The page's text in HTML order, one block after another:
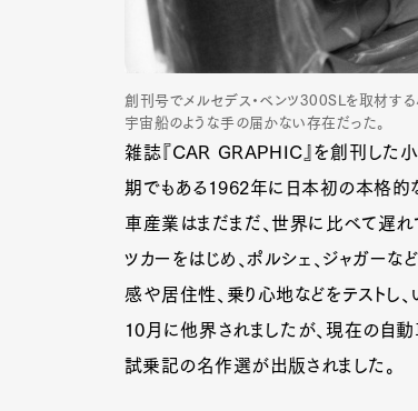
創刊号でメルセデス・ベンツ300SLを取材す
宇宙船のような手の届かない存在だった。
雑誌『CAR GRAPHIC』を創刊した
期でもある1962年に日本初の本格的
車産業はまだまだ、世界に比べて遅れ
ツカーをはじめ、ポルシェ、ジャガー
感や居住性、乗り心地などをテストし
10月に他界されましたが、現在の自
試乗記の名作選が出版されました。